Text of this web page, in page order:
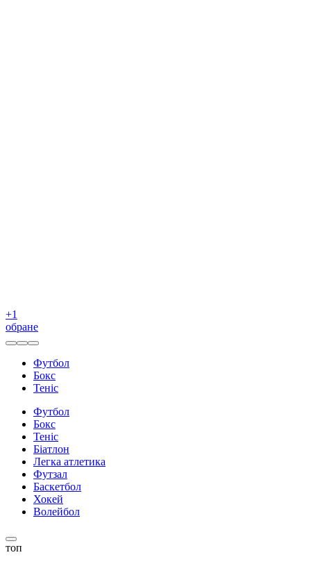
+1
обране
Футбол
Бокс
Теніс
Футбол
Бокс
Теніс
Біатлон
Легка атлетика
Футзал
Баскетбол
Хокей
Волейбол
топ